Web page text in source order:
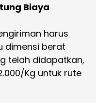
Biaya
harus
dimensi berat
telah didapatkan,
Kg untuk rute